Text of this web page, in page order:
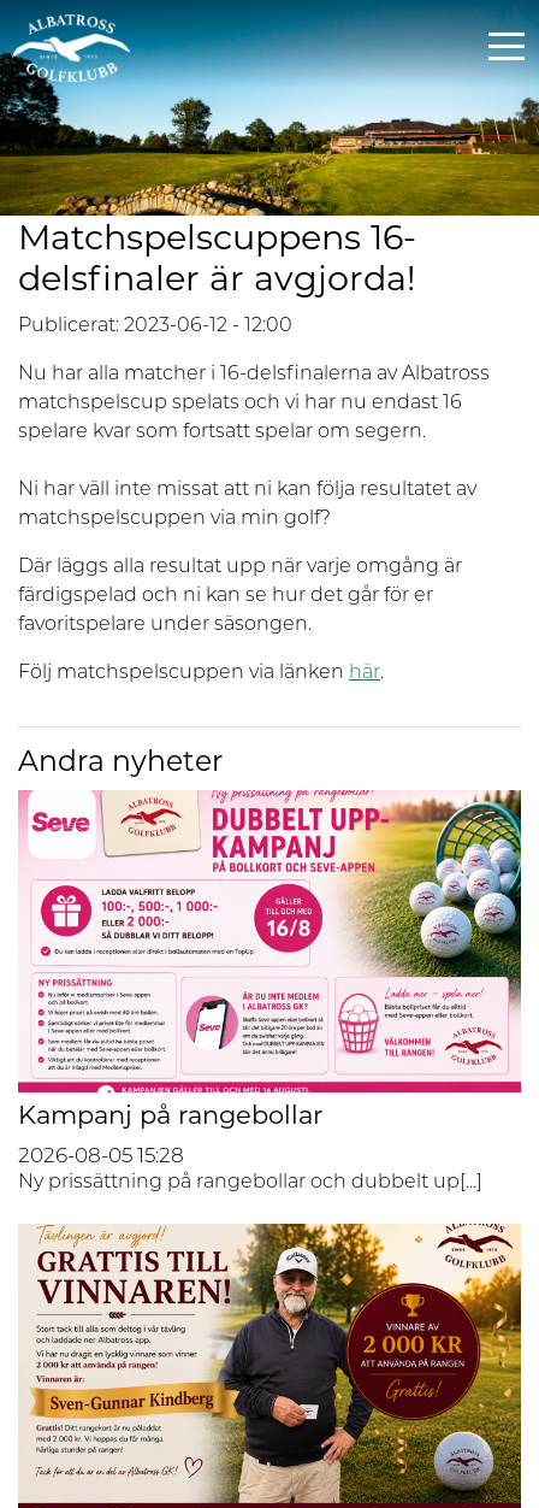
Matchspelscuppens 16-
delsfinaler är avgjorda!
Publicerat: 2023-06-12 - 12:00
Nu har alla matcher i 16-delsfinalerna av Albatross
matchspelscup spelats och vi har nu endast 16
spelare kvar som fortsatt spelar om segern.
Ni har väll inte missat att ni kan följa resultatet av
matchspelscuppen via min golf?
Där läggs alla resultat upp när varje omgång är
färdigspelad och ni kan se hur det går för er
favoritspelare under säsongen.
Följ matchspelscuppen via länken här.
Andra nyheter
Kampanj på rangebollar
2026-08-05 15:28
Ny prissättning på rangebollar och dubbelt up[...]